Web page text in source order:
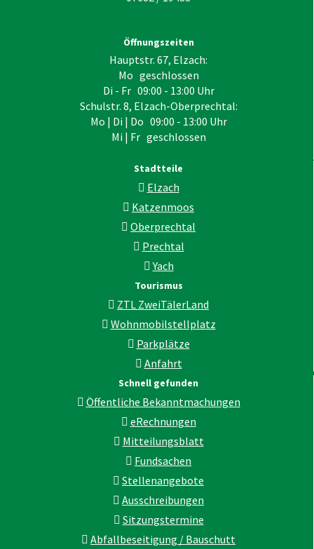
Öffnungszeiten
Hauptstr. 67, Elzach:
Mo geschlossen
Di - Fr 09:00 - 13:00 Uhr
Schulstr. 8, Elzach-Oberprechtal:
Mo | Di | Do 09:00 - 13:00 Uhr
Mi | Fr geschlossen
Stadtteile
Elzach
Katzenmoos
Oberprechtal
Prechtal
Yach
Tourismus
ZTL ZweiTälerLand
Wohnmobilstellplatz
Parkplätze
Anfahrt
Schnell gefunden
Öffentliche Bekanntmachungen
eRechnungen
Mitteilungsblatt
Fundsachen
Stellenangebote
Ausschreibungen
Sitzungstermine
Abfallbeseitigung / Bauschutt